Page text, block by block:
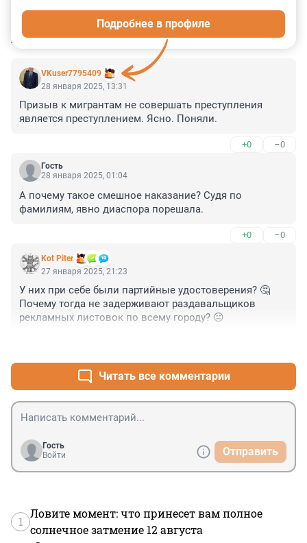
КОММЕНТАРИИ 12
VKuser7795409
Подробнее в профиле
28 января 2025, 13:31
Призыв к мигрантам не совершать преступления
является преступлением. Ясно. Поняли.
+0 –0
Гость
28 января 2025, 01:04
А почему такое смешное наказание? Судя по
фамилиям, явно диаспора порешала.
+0 –0
Kot Piter
27 января 2025, 21:23
У них при себе были партийные удостоверения? 🤔
Почему тогда не задерживают раздавальщиков
рекламных листовок по всему городу? 😐
Читать все комментарии
Гость
Войти
Отправить
1
Ловите момент: что принесет вам полное
солнечное затмение 12 августа